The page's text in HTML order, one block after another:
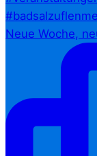
Neue Woche,